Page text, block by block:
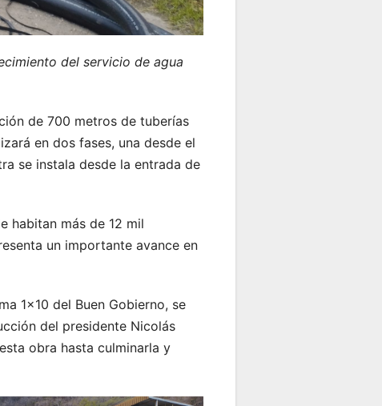
del servicio de agua
de 700 metros de tuberías
en dos fases, una desde el
se instala desde la entrada de
habitan más de 12 mil
un importante avance en
1×10 del Buen Gobierno, se
del presidente Nicolás
obra hasta culminarla y